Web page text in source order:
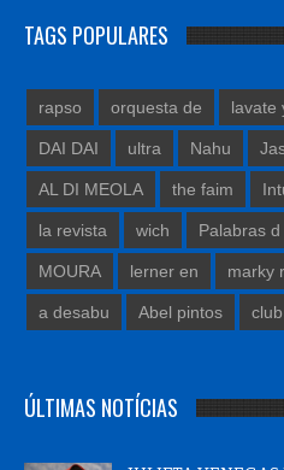
TAGS POPULARES
rapso orquesta de lavate
DAI DAI ultra Nahu
AL DI MEOLA the faim
la revista wich Palabras d
MOURA lerner en marky
a desabu Abel pintos
ÚLTIMAS NOTÍCIAS